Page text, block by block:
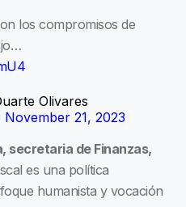
los compromisos de
Olivares
November 21, 2023
secretaria de Finanzas,
es una política
humanista y vocación